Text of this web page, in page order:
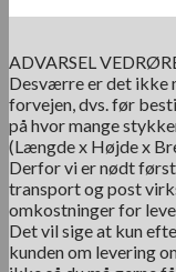
ADVARSEL
Desværre er det ikke
forvejen, dvs. før
på hvor mange
(Længde x Højde x
Derfor vi er nødt
transport og post
omkostninger for
Det vil sige at kun
kunden om levering